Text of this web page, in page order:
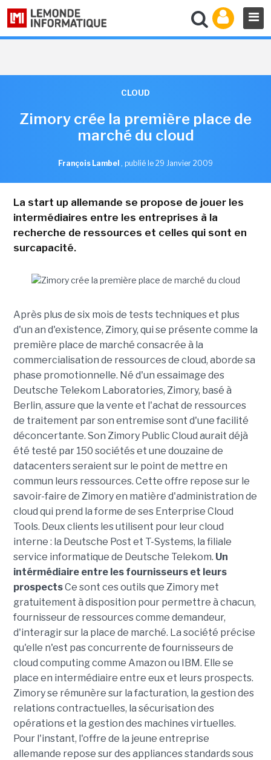
CLOUD
Zimory crée la première place de
marché du cloud
François Lambel , publié le 29 Janvier 2009
La start up allemande se propose de jouer les
intermédiaires entre les entreprises à la
recherche de ressources et celles qui sont en
surcapacité.
Après plus de six mois de tests techniques et plus
d'un an d'existence, Zimory, qui se présente comme la
première place de marché consacrée à la
commercialisation de ressources de cloud, aborde sa
phase promotionnelle. Né d'un essaimage des
Deutsche Telekom Laboratories, Zimory, basé à
Berlin, assure que la vente et l'achat de ressources
de traitement par son entremise sont d'une facilité
déconcertante. Son Zimory Public Cloud aurait déjà
été testé par 150 sociétés et une douzaine de
datacenters seraient sur le point de mettre en
commun leurs ressources. Cette offre repose sur le
savoir-faire de Zimory en matière d'administration de
cloud qui prend la forme de ses Enterprise Cloud
Tools. Deux clients les utilisent pour leur cloud
interne : la Deutsche Post et T-Systems, la filiale
service informatique de Deutsche Telekom. Un
intérmédiaire entre les fournisseurs et leurs
prospectsCe sont ces outils que Zimory met
gratuitement à disposition pour permettre à chacun,
fournisseur de ressources comme demandeur,
d'interagir sur la place de marché. La société précise
qu'elle n'est pas concurrente de fournisseurs de
cloud computing comme Amazon ou IBM. Elle se
place en intermédiaire entre eux et leurs prospects.
Zimory se rémunère sur la facturation, la gestion des
relations contractuelles, la sécurisation des
opérations et la gestion des machines virtuelles.
Pour l'instant, l'offre de la jeune entreprise
allemande repose sur des appliances standards sous